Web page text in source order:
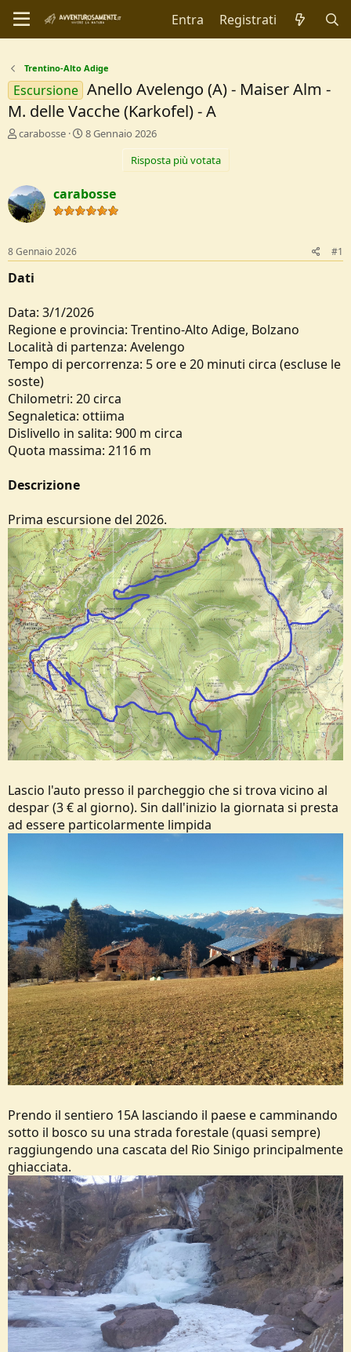
Entra Registrati
Trentino-Alto Adige
Escursione Anello Avelengo (A) - Maiser Alm -
M. delle Vacche (Karkofel) - A
C
t
o
r
D
i
s
s
s
i
o
n
e
carabosse
D
d
i
z
8 Gennaio 2026
Risposta più votata
carabosse
8 Gennaio 2026 #1
Dati
Data: 3/1/2026
Regione e provincia: Trentino-Alto Adige, Bolzano
Località di partenza: Avelengo
Tempo di percorrenza: 5 ore e 20 minuti circa (escluse le
soste)
Chilometri: 20 circa
Segnaletica: ottiima
Dislivello in salita: 900 m circa
Quota massima: 2116 m
Descrizione
Prima escursione del 2026.
Lascio l'auto presso il parcheggio che si trova vicino al
despar (3 € al giorno). Sin dall'inizio la giornata si presta
ad essere particolarmente limpida
Prendo il sentiero 15A lasciando il paese e camminando
sotto il bosco su una strada forestale (quasi sempre)
raggiungendo una cascata del Rio Sinigo principalmente
ghiacciata.